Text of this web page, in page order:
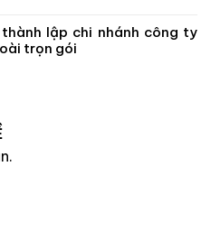
lập chi nhánh công ty
trọn gói